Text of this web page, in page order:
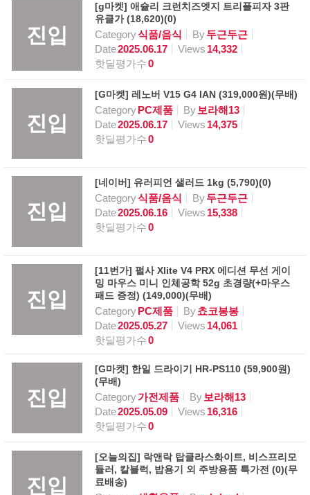
진입
[g마켓] 애슐리 크런치즈엣지 트리플피자 3판
유클가 (18,620)(0)
Category식품/음식 By두근두근
Date2025.06.17 Views 14,332
핫딜평가수0
진입
[G마켓] 레노버 V15 G4 IAN (319,000원)(무배)
CategoryPC제품 By 보라해13
Date2025.06.17 Views 14,375
핫딜평가수0
진입
[네이버] 유러피언 샐러드 1kg (5,790)(0)
Category식품/음식 By두근두근
Date2025.06.16 Views 15,338
핫딜평가수0
진입
[11번가] 펄사 Xlite V4 PRX 에디션 무선 게이
밍 마우스 미니 인체공학 52g 초경량(+마우스
패드 증정) (149,000)(무배)
CategoryPC제품 By쵸코봉봉
Date2025.05.27 Views 14,061
핫딜평가수0
진입
[G마켓] 한일 드라이기 HR-PS110 (59,900원)
(무배)
Category가전제품 By 보라해13
Date2025.05.09 Views 16,316
핫딜평가수0
진입
[오늘의집] 락앤락 탑클라스화이트, 비스프리모
듈러, 칼블럭, 밥용기 외 주방용품 특가전 (0)(무
료배송)